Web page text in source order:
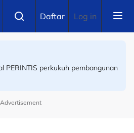
Daftar Log in
PERINTIS perkukuh pembangunan
ASEAN: Sah! Indonesia tersingkir,
Advertisement